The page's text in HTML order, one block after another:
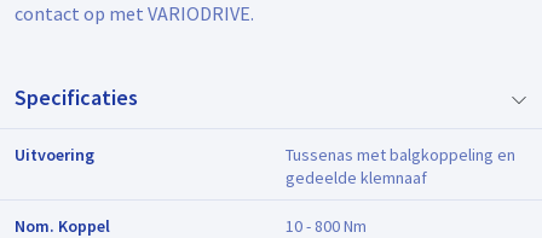
contact op met VARIODRIVE.
Specificaties
Uitvoering
Tussenas met balgkoppeling en
gedeelde klemnaaf
Nom. Koppel 10 - 800 Nm